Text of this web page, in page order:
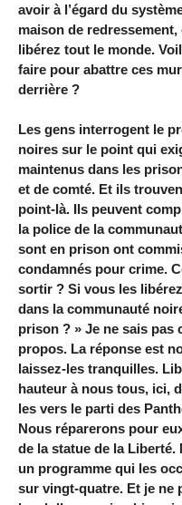
avoir à l’égard du
maison de redressement,
libérez tout le monde.
faire pour abattre ces
derrière ?
Les gens interrogent le
noires sur le point qui
maintenus dans les
et de comté. Et ils
point-là. Ils peuvent
la police de la
sont en prison ont
condamnés pour crime.
sortir ? Si vous les
dans la communauté
prison ? » Je ne sais pas
propos. La réponse est
laissez-les tranquilles.
hauteur à nous tous, ici,
les vers le parti des
Nous réparerons pour
de la statue de la
un programme qui les
sur vingt-quatre. Et je ne